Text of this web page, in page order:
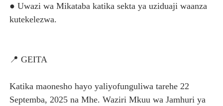
DKT. TAUSI AONGOZA KIKAO CHA MAKATIBU WAKUU
● Uwazi wa Mikataba katika sekta ya uziduaji waanza
kutekelezwa.
📍 GEITA
Katika maonesho hayo yaliyofunguliwa tarehe 22
Septemba, 2025 na Mhe. Waziri Mkuu wa Jamhuri ya